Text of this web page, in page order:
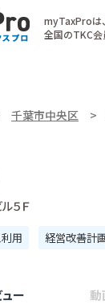
myTaxProは
全国のTKC会
千葉市中央区
５Ｆ
用 経営改善計
ー 動